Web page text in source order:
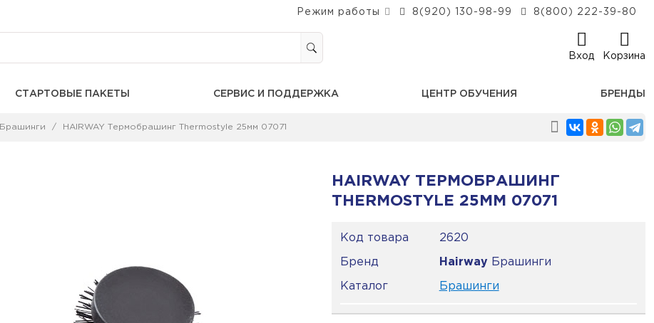
Режим работы 8(920) 130-98-99 8(800) 222-39-80
Вход Корзина
СТАРТОВЫЕ ПАКЕТЫ СЕРВИС И ПОДДЕРЖКА ЦЕНТР ОБУЧЕНИЯ БРЕНДЫ
Брашинги HAIRWAY Термобрашинг Thermostyle 25мм 07071
HAIRWAY ТЕРМОБРАШИНГ
THERMOSTYLE 25ММ 07071
Код товара 2620
Бренд Hairway Брашинги
Каталог Брашинги